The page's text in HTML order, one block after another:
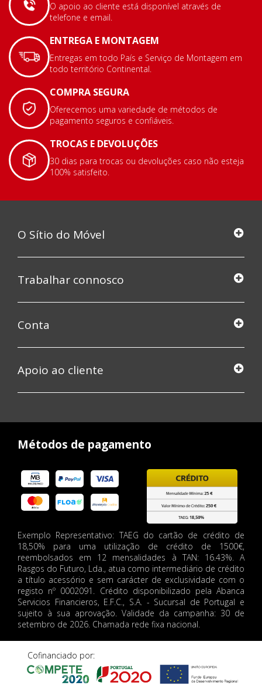
O apoio ao cliente está disponível através de
telefone e email.
ENTREGA E MONTAGEM
Entregas em todo País e Serviço de Montagem em
todo território Continental.
COMPRA SEGURA
Oferecemos uma variedade de métodos de
pagamento seguros e confiáveis.
TROCAS E DEVOLUÇÕES
30 dias para trocas ou devoluções caso não esteja
100% satisfeito.
O Sítio do Móvel
Trabalhar connosco
Conta
Apoio ao cliente
Métodos de pagamento
Exemplo Representativo: TAEG do cartão de crédito de
18,50% para uma utilização de crédito de 1500€,
reembolsados em 12 mensalidades à TAN: 16.43%. A
Rasgos do Futuro, Lda., atua como intermediário de crédito
a título acessório e sem carácter de exclusividade com o
registo nº 0002091. Crédito disponibilizado pela Abanca
Servicios Financieros, E.F.C., S.A. - Sucursal de Portugal e
sujeito à sua aprovação. Validade da campanha: 30 de
setembro de 2026. Chamada rede fixa nacional.